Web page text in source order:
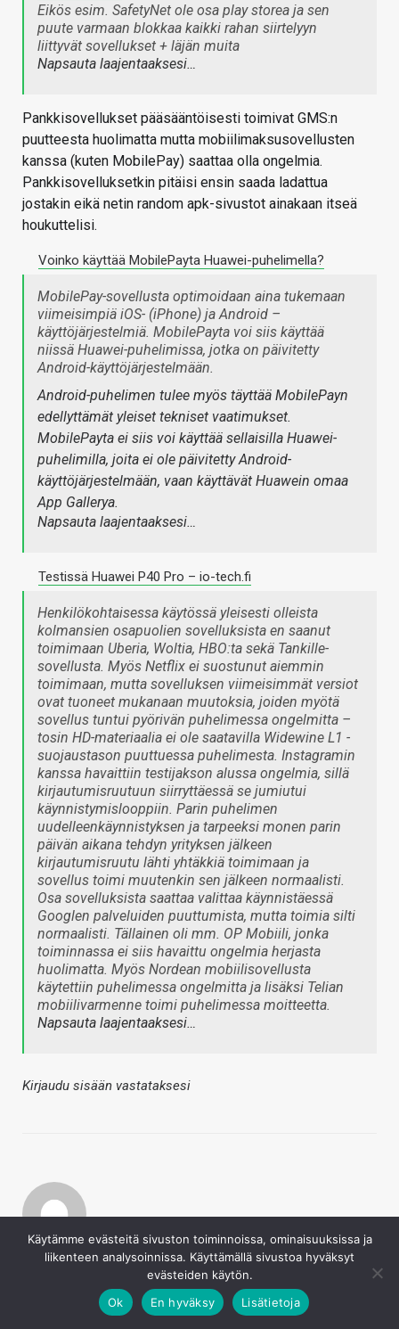
Eikös esim. SafetyNet ole osa play storea ja sen
puute varmaan blokkaa kaikki rahan siirtelyyn
liittyvät sovellukset + läjän muita
Napsauta laajentaaksesi…
Pankkisovellukset pääsääntöisesti toimivat GMS:n
puutteesta huolimatta mutta mobiilimaksusovellusten
kanssa (kuten MobilePay) saattaa olla ongelmia.
Pankkisovelluksetkin pitäisi ensin saada ladattua
jostakin eikä netin random apk-sivustot ainakaan itseä
houkuttelisi.
Voinko käyttää MobilePayta Huawei-puhelimella?
MobilePay-sovellusta optimoidaan aina tukemaan
viimeisimpiä iOS- (iPhone) ja Android –
käyttöjärjestelmiä. MobilePayta voi siis käyttää
niissä Huawei-puhelimissa, jotka on päivitetty
Android-käyttöjärjestelmään.
Android-puhelimen tulee myös täyttää MobilePayn
edellyttämät yleiset tekniset vaatimukset.
MobilePayta ei siis voi käyttää sellaisilla Huawei-
puhelimilla, joita ei ole päivitetty Android-
käyttöjärjestelmään, vaan käyttävät Huawein omaa
App Gallerya.
Napsauta laajentaaksesi…
Testissä Huawei P40 Pro – io-tech.fi
Henkilökohtaisessa käytössä yleisesti olleista
kolmansien osapuolien sovelluksista en saanut
toimimaan Uberia, Woltia, HBO:ta sekä Tankille-
sovellusta. Myös Netflix ei suostunut aiemmin
toimimaan, mutta sovelluksen viimeisimmät versiot
ovat tuoneet mukanaan muutoksia, joiden myötä
sovellus tuntui pyörivän puhelimessa ongelmitta –
tosin HD-materiaalia ei ole saatavilla Widewine L1 -
suojaustason puuttuessa puhelimesta. Instagramin
kanssa havaittiin testijakson alussa ongelmia, sillä
kirjautumisruutuun siirryttäessä se jumiutui
käynnistymislooppiin. Parin puhelimen
uudelleenkäynnistyksen ja tarpeeksi monen parin
päivän aikana tehdyn yrityksen jälkeen
kirjautumisruutu lähti yhtäkkiä toimimaan ja
sovellus toimi muutenkin sen jälkeen normaalisti.
Osa sovelluksista saattaa valittaa käynnistäessä
Googlen palveluiden puuttumista, mutta toimia silti
normaalisti. Tällainen oli mm. OP Mobiili, jonka
toiminnassa ei siis havaittu ongelmia herjasta
huolimatta. Myös Nordean mobiilisovellusta
käytettiin puhelimessa ongelmitta ja lisäksi Telian
mobiilivarmenne toimi puhelimessa moitteetta.
Napsauta laajentaaksesi…
Kirjaudu sisään vastataksesi
BOT sanoi
Käytämme evästeitä sivuston toiminnoissa, ominaisuuksissa ja
liikenteen analysoinnissa. Käyttämällä sivustoa hyväksyt
evästeiden käytön.
Ok
En hyväksy Lisätietoja